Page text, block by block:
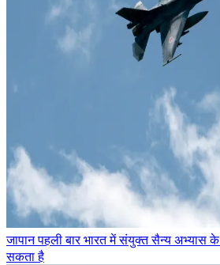
जापान पहली बार भारत में संयुक्त सैन्य अभ्यास
सकता है